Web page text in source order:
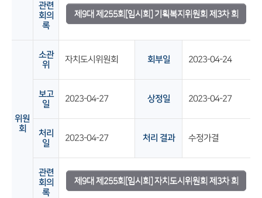
관련
회의
록
제9대 제255회[임시회] 기획복지위원회 제3차 회
위원
회
소관
위
자치도시위원회 회부일 2023-04-24
보고
일
2023-04-27 상정일 2023-04-27
처리
일
2023-04-27 처리 결과 수정가결
관련
회의
록
제9대 제255회[임시회] 자치도시위원회 제3차 회